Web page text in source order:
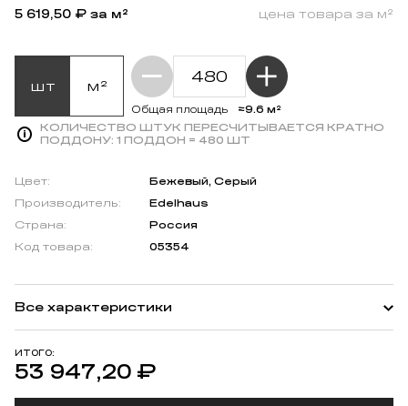
5 619,50 ₽ за м² цена товара за м²
шт м²
Общая площадь
≈9.6 м²
КОЛИЧЕСТВО ШТУК ПЕРЕСЧИТЫВАЕТСЯ КРАТНО
ПОДДОНУ: 1 ПОДДОН = 480 ШТ
ИТОГО:
53 947,20 ₽
Цвет:
Бежевый, Серый
Производитель:
Edelhaus
Страна:
Россия
Код товара:
05354
Все характеристики